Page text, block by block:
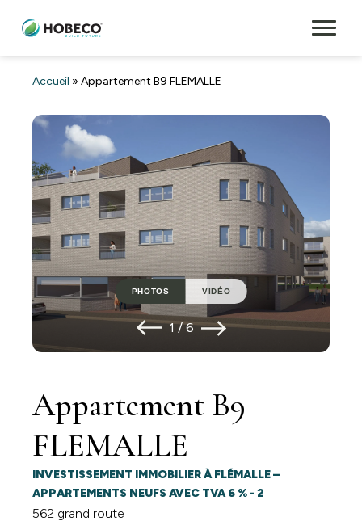
Accueil » Appartement B9 FLEMALLE
1/6
PHOTOS VIDÉO
Appartement B9
FLEMALLE
INVESTISSEMENT IMMOBILIER À FLÉMALLE –
APPARTEMENTS NEUFS AVEC TVA 6 % - 2
562 grand route